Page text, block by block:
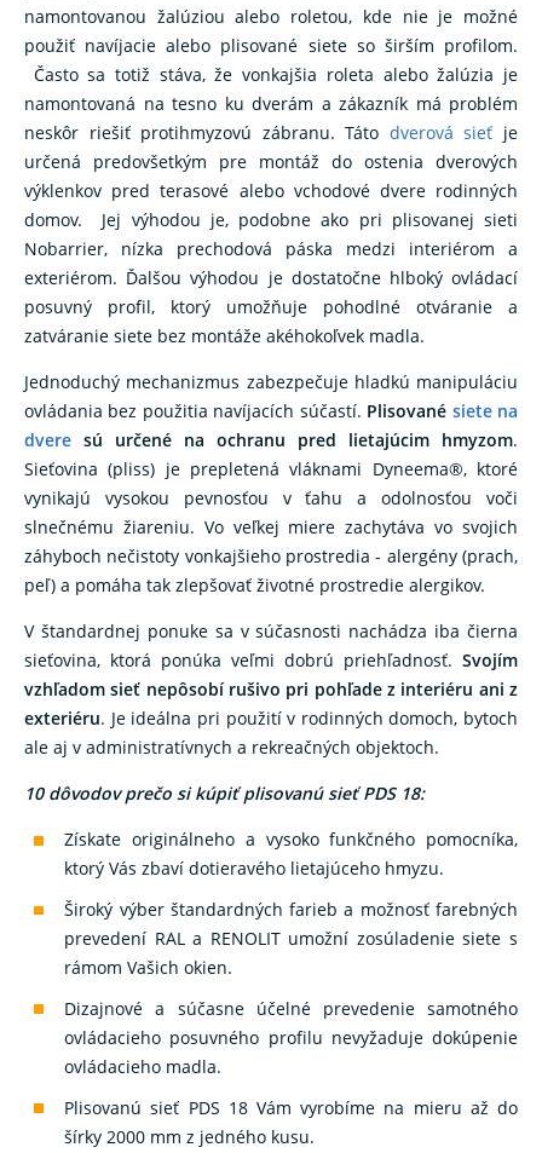
namontovanou žalúziou alebo roletou, kde nie je možné
použiť navíjacie alebo plisované siete so širším profilom.
Často sa totiž stáva, že vonkajšia roleta alebo žalúzia je
namontovaná na tesno ku dverám a zákazník má problém
neskôr riešiť protihmyzovú zábranu. Táto dverová sieť je
určená predovšetkým pre montáž do ostenia dverových
výklenkov pred terasové alebo vchodové dvere rodinných
domov. Jej výhodou je, podobne ako pri plisovanej sieti
Nobarrier, nízka prechodová páska medzi interiérom a
exteriérom. Ďalšou výhodou je dostatočne hlboký ovládací
posuvný profil, ktorý umožňuje pohodlné otváranie a
zatváranie siete bez montáže akéhokoľvek madla.
Jednoduchý mechanizmus zabezpečuje hladkú manipuláciu
ovládania bez použitia navíjacích súčastí. Plisované siete na
dvere sú určené na ochranu pred lietajúcim hmyzom.
Sieťovina (pliss) je prepletená vláknami Dyneema®, ktoré
vynikajú vysokou pevnosťou v ťahu a odolnosťou voči
slnečnému žiareniu. Vo veľkej miere zachytáva vo svojich
záhyboch nečistoty vonkajšieho prostredia - alergény (prach,
peľ) a pomáha tak zlepšovať životné prostredie alergikov.
V štandardnej ponuke sa v súčasnosti nachádza iba čierna
sieťovina, ktorá ponúka veľmi dobrú priehľadnosť. Svojím
vzhľadom sieť nepôsobí rušivo pri pohľade z interiéru ani z
exteriéru. Je ideálna pri použití v rodinných domoch, bytoch
ale aj v administratívnych a rekreačných objektoch.
10 dôvodov prečo si kúpiť plisovanú sieť PDS 18:
Získate originálneho a vysoko funkčného pomocníka,
ktorý Vás zbaví dotieravého lietajúceho hmyzu.
Široký výber štandardných farieb a možnosť farebných
prevedení RAL a RENOLIT umožní zosúladenie siete s
rámom Vašich okien.
Dizajnové a súčasne účelné prevedenie samotného
ovládacieho posuvného profilu nevyžaduje dokúpenie
ovládacieho madla.
Plisovanú sieť PDS 18 Vám vyrobíme na mieru až do
šírky 2000 mm z jedného kusu.